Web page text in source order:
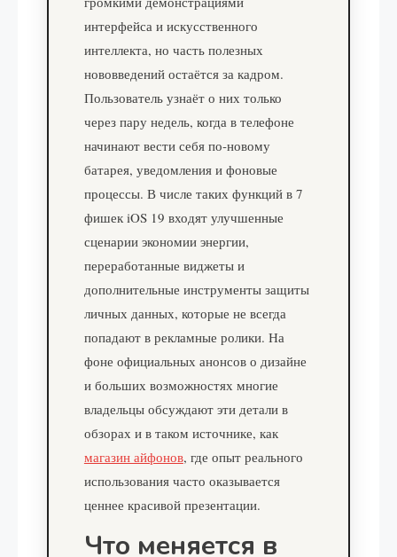
интерфейса и искусственного
интеллекта, но часть полезных
нововведений остаётся за кадром.
Пользователь узнаёт о них только
через пару недель, когда в телефоне
начинают вести себя по‑новому
батарея, уведомления и фоновые
процессы. В числе таких функций в 7
фишек iOS 19 входят улучшенные
сценарии экономии энергии,
переработанные виджеты и
дополнительные инструменты защиты
личных данных, которые не всегда
попадают в рекламные ролики. На
фоне официальных анонсов о дизайне
и больших возможностях многие
владельцы обсуждают эти детали в
обзорах и в таком источнике, как
магазин айфонов, где опыт реального
использования часто оказывается
ценнее красивой презентации.
Что меняется в